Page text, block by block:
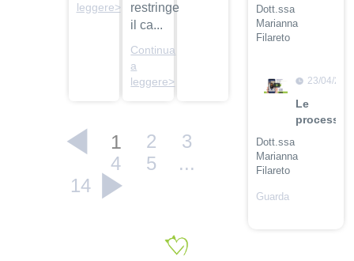
leggere>
restringe
il ca...
Continua
a
leggere>
1 2
3
4
5
...
14
Dott.ssa
Marianna
Filareto
il video
23/04/
Le
Dott.ssa
Marianna
Filareto
Guarda